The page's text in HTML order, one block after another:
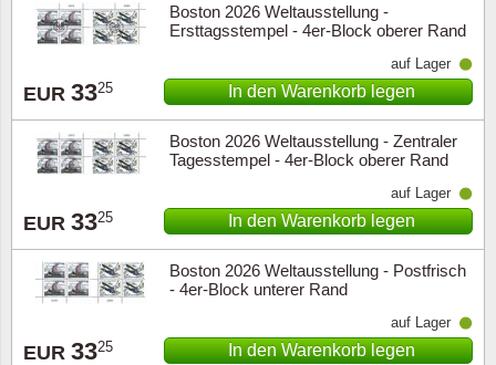
Boston 2026 Weltausstellung -
Ersttagsstempel - 4er-Block oberer Rand
EUR 3325
auf Lager
In den Warenkorb legen
Boston 2026 Weltausstellung - Zentraler
Tagesstempel - 4er-Block oberer Rand
EUR 3325
auf Lager
In den Warenkorb legen
Boston 2026 Weltausstellung - Postfrisch
- 4er-Block unterer Rand
EUR 3325
auf Lager
In den Warenkorb legen